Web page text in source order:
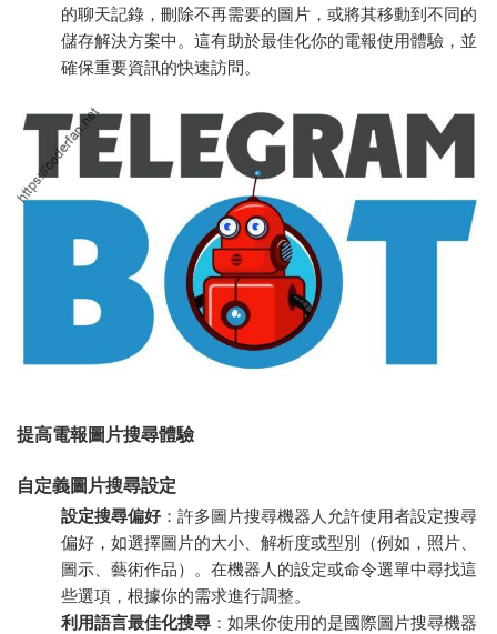
的聊天記錄，刪除不再需要的圖片，或將其移動到不同的
儲存解決方案中。這有助於最佳化你的電報使用體驗，並
確保重要資訊的快速訪問。
提高電報圖片搜尋體驗
自定義圖片搜尋設定
設定搜尋偏好：許多圖片搜尋機器人允許使用者設定搜尋
偏好，如選擇圖片的大小、解析度或型別（例如，照片、
圖示、藝術作品）。在機器人的設定或命令選單中尋找這
些選項，根據你的需求進行調整。
利用語言最佳化搜尋 ：如果你使用的是國際圖片搜尋機器